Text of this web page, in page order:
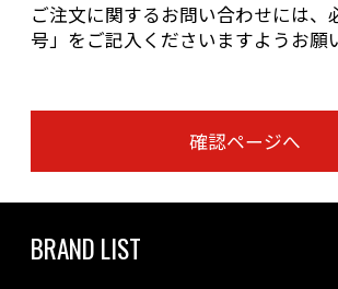
ご注文に関するお問い合わせには、
号」をご記入くださいますようお願
確認ページへ
BRAND LIST